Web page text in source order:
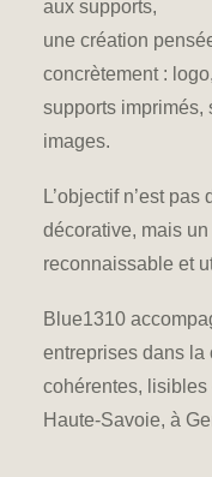
aux supports,
une création
concrètement :
supports imprimés,
images.
L’objectif n’est
décorative, mais
reconnaissable et
Blue1310
entreprises dans la
cohérentes, lisibles
Haute-Savoie, à